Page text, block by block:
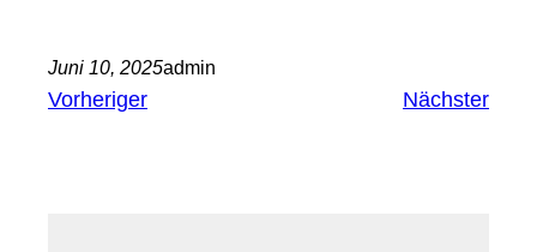
Juni 10, 2025admin
Vorheriger Nächster